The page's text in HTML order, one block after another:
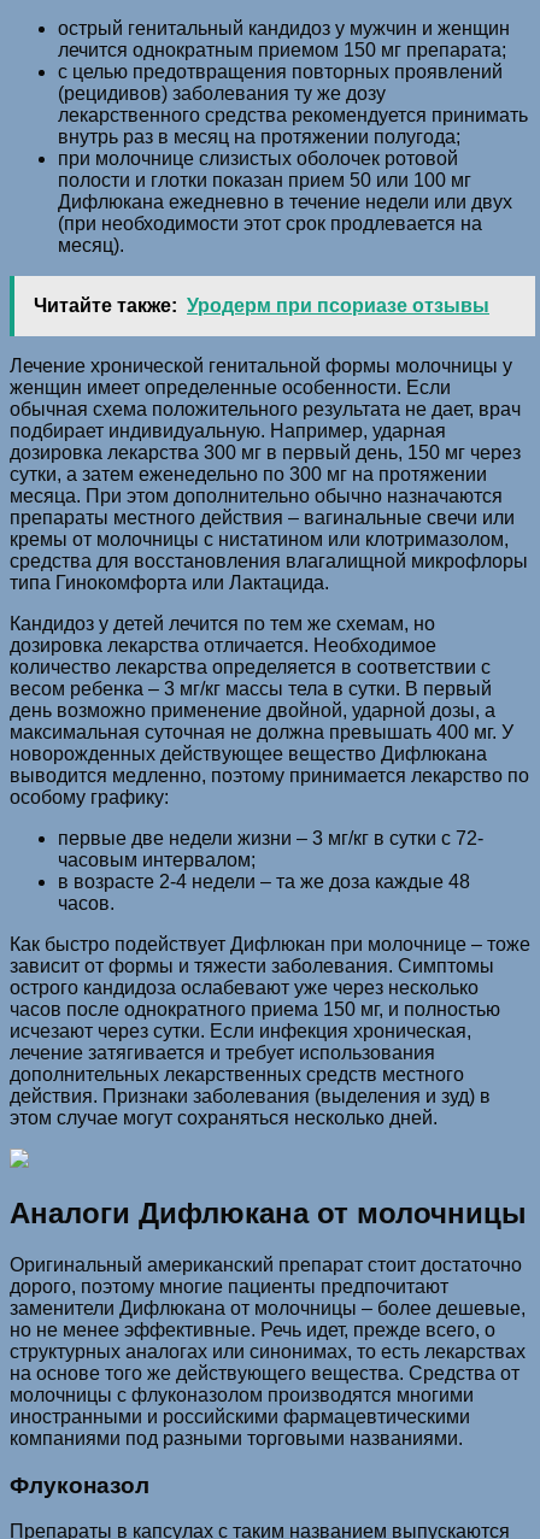
острый генитальный кандидоз у мужчин и женщин
лечится однократным приемом 150 мг препарата;
с целью предотвращения повторных проявлений
(рецидивов) заболевания ту же дозу
лекарственного средства рекомендуется принимать
внутрь раз в месяц на протяжении полугода;
при молочнице слизистых оболочек ротовой
полости и глотки показан прием 50 или 100 мг
Дифлюкана ежедневно в течение недели или двух
(при необходимости этот срок продлевается на
месяц).
Читайте также: Уродерм при псориазе отзывы
Лечение хронической генитальной формы молочницы у
женщин имеет определенные особенности. Если
обычная схема положительного результата не дает, врач
подбирает индивидуальную. Например, ударная
дозировка лекарства 300 мг в первый день, 150 мг через
сутки, а затем еженедельно по 300 мг на протяжении
месяца. При этом дополнительно обычно назначаются
препараты местного действия – вагинальные свечи или
кремы от молочницы с нистатином или клотримазолом,
средства для восстановления влагалищной микрофлоры
типа Гинокомфорта или Лактацида.
Кандидоз у детей лечится по тем же схемам, но
дозировка лекарства отличается. Необходимое
количество лекарства определяется в соответствии с
весом ребенка – 3 мг/кг массы тела в сутки. В первый
день возможно применение двойной, ударной дозы, а
максимальная суточная не должна превышать 400 мг. У
новорожденных действующее вещество Дифлюкана
выводится медленно, поэтому принимается лекарство по
особому графику:
первые две недели жизни – 3 мг/кг в сутки с 72-
часовым интервалом;
в возрасте 2-4 недели – та же доза каждые 48
часов.
Как быстро подействует Дифлюкан при молочнице – тоже
зависит от формы и тяжести заболевания. Симптомы
острого кандидоза ослабевают уже через несколько
часов после однократного приема 150 мг, и полностью
исчезают через сутки. Если инфекция хроническая,
лечение затягивается и требует использования
дополнительных лекарственных средств местного
действия. Признаки заболевания (выделения и зуд) в
этом случае могут сохраняться несколько дней.
Аналоги Дифлюкана от молочницы
Оригинальный американский препарат стоит достаточно
дорого, поэтому многие пациенты предпочитают
заменители Дифлюкана от молочницы – более дешевые,
но не менее эффективные. Речь идет, прежде всего, о
структурных аналогах или синонимах, то есть лекарствах
на основе того же действующего вещества. Средства от
молочницы с флуконазолом производятся многими
иностранными и российскими фармацевтическими
компаниями под разными торговыми названиями.
Флуконазол
Препараты в капсулах с таким названием выпускаются